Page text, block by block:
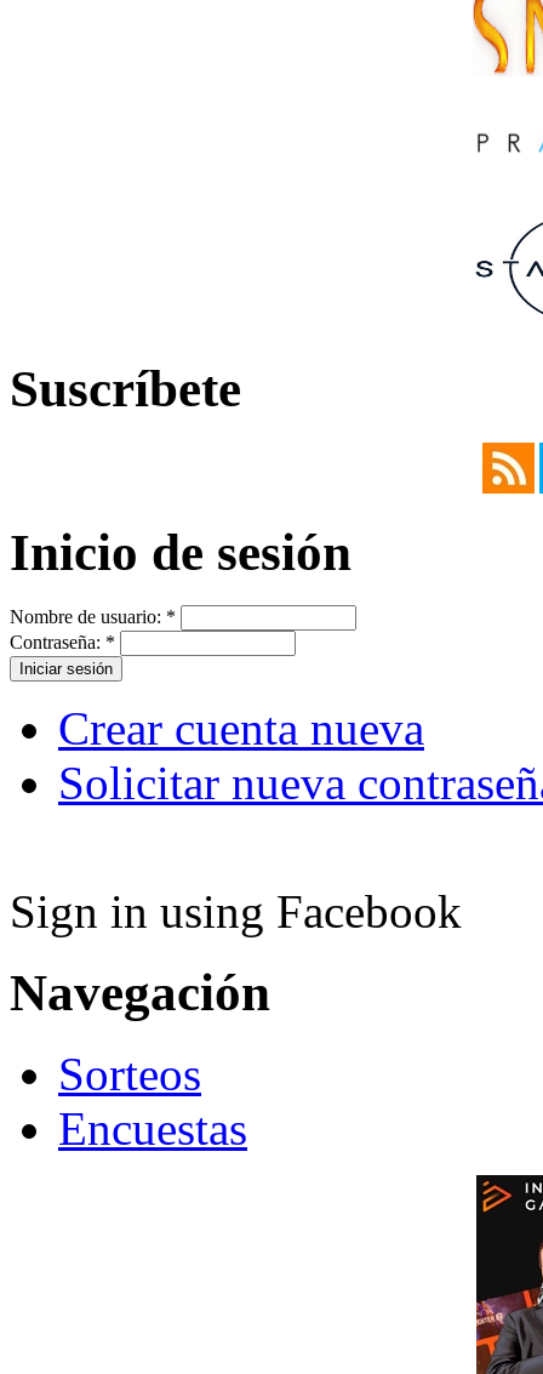
Suscríbete
Inicio de sesión
Nombre de usuario: *
Contraseña: *
Crear cuenta nueva
Solicitar nueva
Sign in using Facebook
Navegación
Sorteos
Encuestas